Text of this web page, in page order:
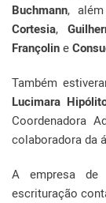
Buchmann,
Cortesia,
Françolin e
Também
Lucimara
Coordenadora
colaboradora da
A empresa de
escrituração